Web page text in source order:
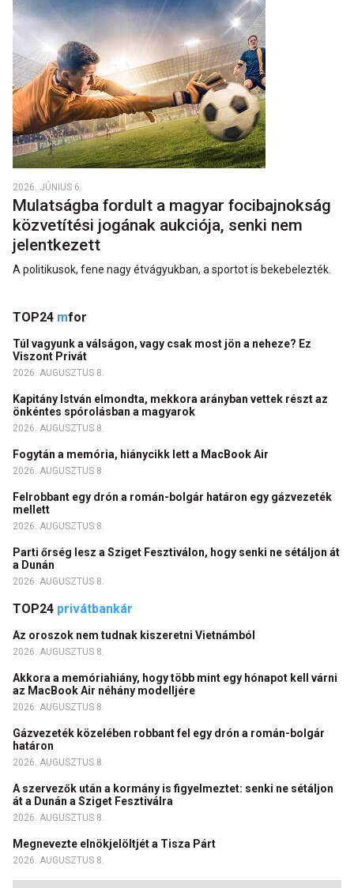
2026. JÚNIUS 6.
Mulatságba fordult a magyar focibajnokság
közvetítési jogának aukciója, senki nem
jelentkezett
A politikusok, fene nagy étvágyukban, a sportot is bekebelezték.
TOP24 mfor
Túl vagyunk a válságon, vagy csak most jön a neheze? Ez
Viszont Privát
2026. AUGUSZTUS 8.
Kapitány István elmondta, mekkora arányban vettek részt az
önkéntes spórolásban a magyarok
2026. AUGUSZTUS 8.
Fogytán a memória, hiánycikk lett a MacBook Air
2026. AUGUSZTUS 8.
Felrobbant egy drón a román-bolgár határon egy gázvezeték
mellett
2026. AUGUSZTUS 8.
Parti őrség lesz a Sziget Fesztiválon, hogy senki ne sétáljon át
a Dunán
2026. AUGUSZTUS 8.
TOP24 privátbankár
Az oroszok nem tudnak kiszeretni Vietnámból
2026. AUGUSZTUS 8.
Akkora a memóriahiány, hogy több mint egy hónapot kell várni
az MacBook Air néhány modelljére
2026. AUGUSZTUS 8.
Gázvezeték közelében robbant fel egy drón a román-bolgár
határon
2026. AUGUSZTUS 8.
A szervezők után a kormány is figyelmeztet: senki ne sétáljon
át a Dunán a Sziget Fesztiválra
2026. AUGUSZTUS 8.
Megnevezte elnökjelöltjét a Tisza Párt
2026. AUGUSZTUS 8.